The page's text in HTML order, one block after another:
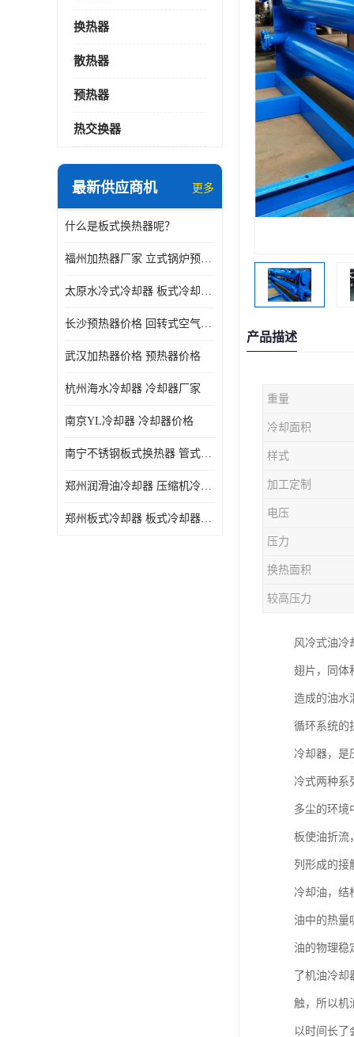
换热器
散热器
预热器
热交换器
最新供应商机 更多
什么是板式换热器呢？
福州加热器厂家 立式锅炉预热器
太原水冷式冷却器 板式冷却器厂家
长沙预热器价格 回转式空气预热器
武汉加热器价格 预热器价格
杭州海水冷却器 冷却器厂家
南京YL冷却器 冷却器价格
南宁不锈钢板式换热器 管式空气预热加工定制
郑州润滑油冷却器 压缩机冷却器
郑州板式冷却器 板式冷却器厂家
产品描述
重量
冷却面积
样式
加工定制
电压
压力
换热面积
较高压力
风冷式油冷
翅片，同体
造成的油水
循环系统的
冷却器，是
冷式两种系
多尘的环境
板使油折流
列形成的接
冷却油，结
油中的热量
油的物理稳
了机油冷
触，所以机
以时间长了